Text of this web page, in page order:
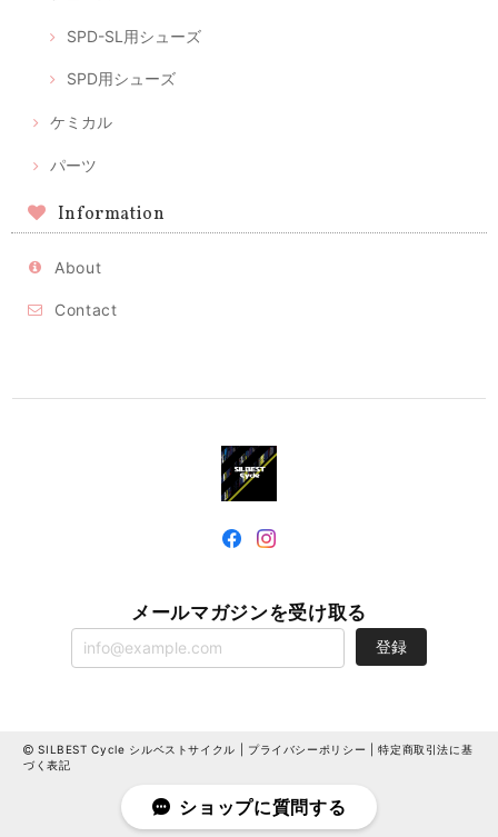
SPD-SL用シューズ
SPD用シューズ
ケミカル
パーツ
Information
About
Contact
メールマガジンを受け取る
登録
SILBEST Cycle シルベストサイクル | プライバシーポリシー |特定商取引法に基
づく表記
ショップに質問する